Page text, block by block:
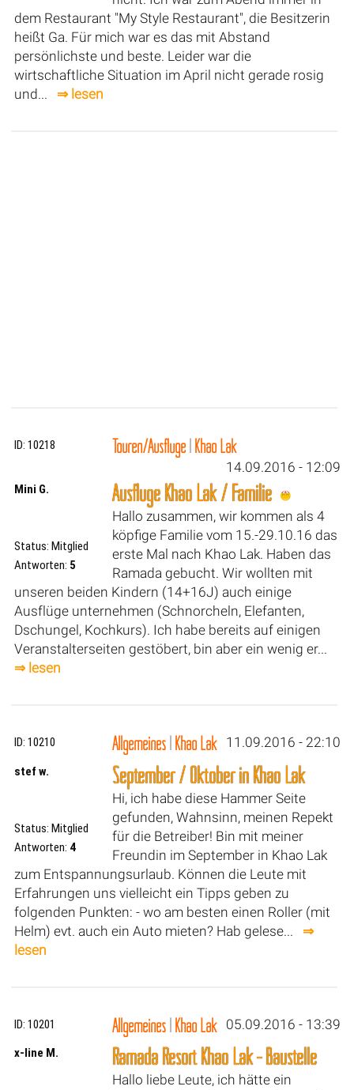
dem Restaurant "My Style Restaurant", die Besitzerin
heißt Ga. Für mich war es das mit Abstand
persönlichste und beste. Leider war die
wirtschaftliche Situation im April nicht gerade rosig
und... ⇒ lesen
ID: 10218 Touren/Ausflüge|Khao Lak
14.09.2016 - 12:09
Mini G.
Status: Mitglied
Antworten: 5
Ausflüge Khao Lak / Familie
Hallo zusammen, wir kommen als 4
köpfige Familie vom 15.-29.10.16 das
erste Mal nach Khao Lak. Haben das
Ramada gebucht. Wir wollten mit
unseren beiden Kindern (14+16J) auch einige
Ausflüge unternehmen (Schnorcheln, Elefanten,
Dschungel, Kochkurs). Ich habe bereits auf einigen
Veranstalterseiten gestöbert, bin aber ein wenig er...
⇒ lesen
ID: 10210 Allgemeines|Khao Lak 11.09.2016 - 22:10
stef w.
Status: Mitglied
Antworten: 4
September / Oktober in Khao Lak
Hi, ich habe diese Hammer Seite
gefunden, Wahnsinn, meinen Repekt
für die Betreiber! Bin mit meiner
Freundin im September in Khao Lak
zum Entspannungsurlaub. Können die Leute mit
Erfahrungen uns vielleicht ein Tipps geben zu
folgenden Punkten: - wo am besten einen Roller (mit
Helm) evt. auch ein Auto mieten? Hab gelese... ⇒
lesen
ID: 10201 Allgemeines|Khao Lak 05.09.2016 - 13:39
x-line M. Ramada Resort Khao Lak - Baustelle
Hallo liebe Leute, ich hätte ein